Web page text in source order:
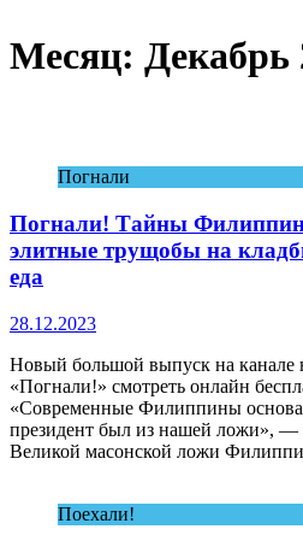
Месяц: Декабрь
Погнали
Погнали! Тайны
элитные трущобы на
еда
28.12.2023
Новый большой выпуск на канале
«Погнали!» смотреть онлайн
«Современные Филиппины
президент был из нашей ложи», —
Великой масонской ложи
Поехали!